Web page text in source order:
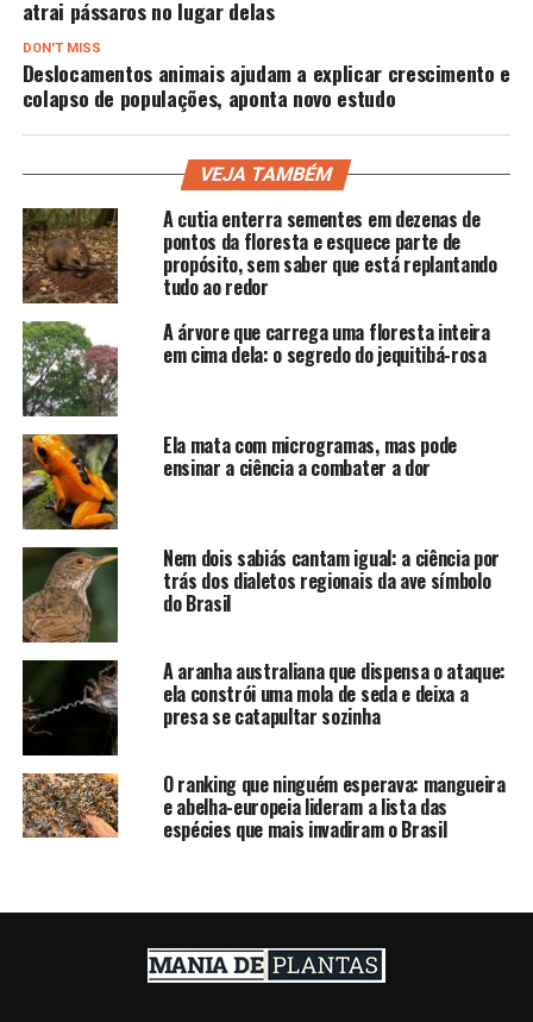
atrai pássaros no lugar delas
DON'T MISS
Deslocamentos animais ajudam a explicar crescimento e
colapso de populações, aponta novo estudo
VEJA TAMBÉM
A cutia enterra sementes em dezenas de
pontos da floresta e esquece parte de
propósito, sem saber que está replantando
tudo ao redor
A árvore que carrega uma floresta inteira
em cima dela: o segredo do jequitibá-rosa
Ela mata com microgramas, mas pode
ensinar a ciência a combater a dor
Nem dois sabiás cantam igual: a ciência por
trás dos dialetos regionais da ave símbolo
do Brasil
A aranha australiana que dispensa o ataque:
ela constrói uma mola de seda e deixa a
presa se catapultar sozinha
O ranking que ninguém esperava: mangueira
e abelha-europeia lideram a lista das
espécies que mais invadiram o Brasil